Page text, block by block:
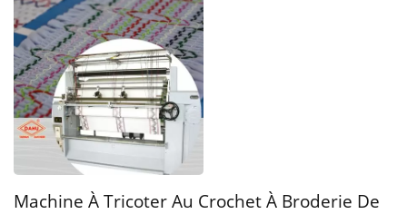
Machine À Tricoter Au Crochet À Broderie De